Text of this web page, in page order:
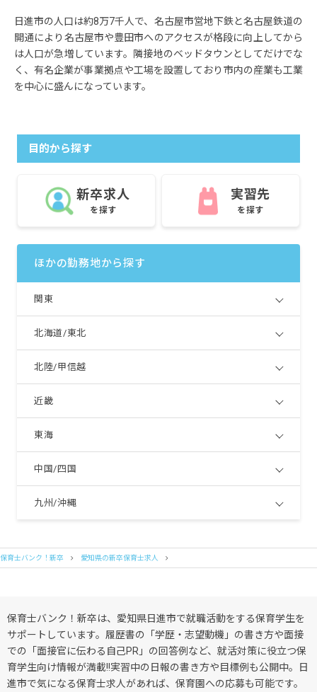
日進市の人口は約8万7千人で、名古屋市営地下鉄と名古屋鉄道の
開通により名古屋市や豊田市へのアクセスが格段に向上してから
は人口が急増しています。隣接地のベッドタウンとしてだけでな
く、有名企業が事業拠点や工場を設置しており市内の産業も工業
を中心に盛んになっています。
目的から探す
新卒求人
を探す
実習先
を探す
ほかの勤務地から探す
関東
北海道/東北
北陸/甲信越
近畿
東海
中国/四国
九州/沖縄
保育士バンク！新卒 愛知県の新卒保育士求人
保育士バンク！新卒は、愛知県日進市で就職活動をする保育学生を
サポートしています。履歴書の「学歴・志望動機」の書き方や面接
での「面接官に伝わる自己PR」の回答例など、就活対策に役立つ保
育学生向け情報が満載!!実習中の日報の書き方や目標例も公開中。日
進市で気になる保育士求人があれば、保育園への応募も可能です。